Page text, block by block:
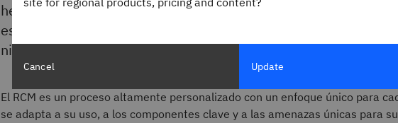
herramientas, necesarios para fabricar sus productos. Y crear
estrategia integral para mantenerlos en línea y funcionando al
nivel.
El RCM es un proceso altamente personalizado con un enfoque único para
se adapta a su uso, a los componentes clave y a las amenazas únicas para
Cancel Update